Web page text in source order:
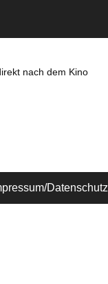
nach dem Kino
Datenschutz